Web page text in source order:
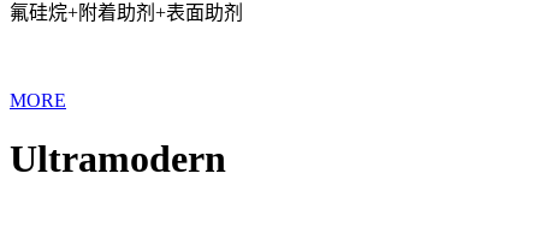
氟硅烷+附着助剂+表面助剂
MORE
Ultramodern